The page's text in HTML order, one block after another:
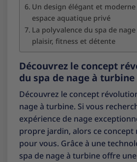
Un design élégant et
espace aquatique privé
La polyvalence du spa de
plaisir, fitness et détente
Découvrez le concept
du spa de nage à turbine
Découvrez le concept
nage à turbine. Si vous
expérience de nage
propre jardin, alors ce
pour vous. Grâce à une
spa de nage à turbine offre